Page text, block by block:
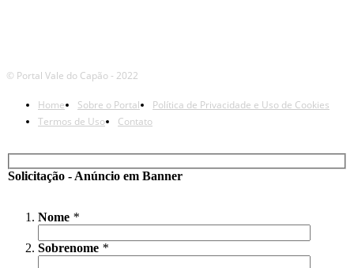
© Portal Vale do Capão - 2022
Home Sobre o Portal
Política de Privacidade e Uso de Cookies
Termos de Uso
Contato
Solicitação - Anúncio em Banner
Nome *
Sobrenome *